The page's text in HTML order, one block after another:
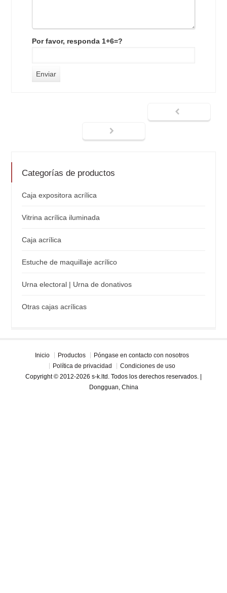
Por favor, responda 1+6=?
Categorías de productos
Caja expositora acrílica
Vitrina acrílica iluminada
Caja acrílica
Estuche de maquillaje acrílico
Urna electoral | Urna de donativos
Otras cajas acrílicas
Inicio Productos
Póngase en contacto con nosotros
Política de privacidad
Condiciones de uso
Copyright © 2012-2026 s-k.ltd. Todos los derechos reservados. |
Dongguan, China